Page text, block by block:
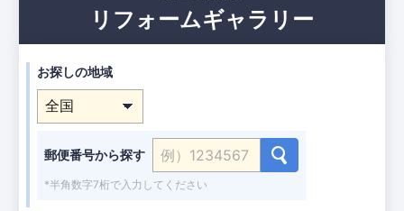
リフォームギャラリー
お探しの地域
郵便番号から探す
*半角数字7桁で入力してください